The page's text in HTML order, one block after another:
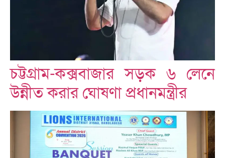
চট্টগ্রাম-কক্সবাজার সড়ক ৬ লেনে
উন্নীত করার ঘোষণা প্রধানমন্ত্রীর